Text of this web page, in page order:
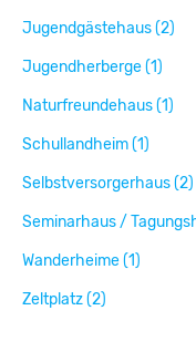
Jugendgästehaus (2)
Jugendherberge (1)
Naturfreundehaus (1)
Schullandheim (1)
Selbstversorgerhaus (2)
Seminarhaus /
Wanderheime (1)
Zeltplatz (2)